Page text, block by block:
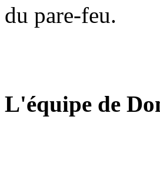
du pare-feu.
L'équipe de